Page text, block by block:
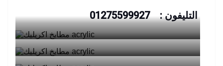
التليفون : 01275599927